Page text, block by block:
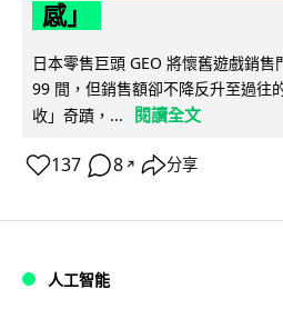
感」
日本零售巨頭 GEO 將懷舊遊戲銷
99 間，但銷售額卻不降反升至過往
收」奇蹟，...
閱讀全文
137 8 ↗ 分享
人工智能